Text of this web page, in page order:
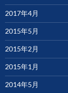
2017年4月
2015年5月
2015年2月
2015年1月
2014年5月